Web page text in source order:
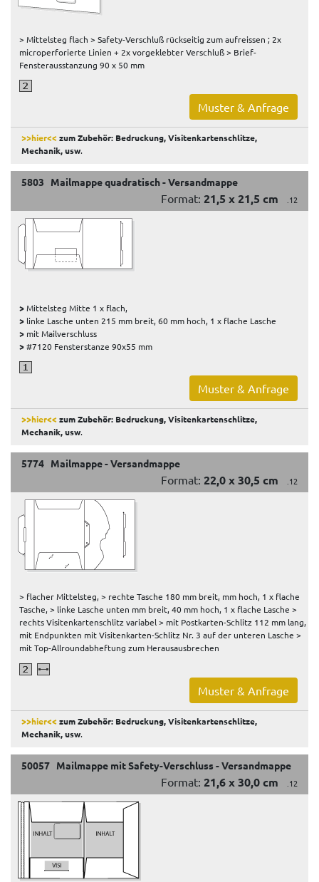
> Mittelsteg flach > Safety-Verschluß rückseitig zum aufreissen ; 2x
microperforierte Linien + 2x vorgeklebter Verschluß > Brief-
Fensterausstanzung 90 x 50 mm
Muster & Anfrage
>>hier<<zum Zubehör: Bedruckung, Visitenkartenschlitze,
Mechanik, usw.
5803 Mailmappe quadratisch - Versandmappe
Format: 21,5 x 21,5 cm .12
>Mittelsteg Mitte 1 x flach,
> linke Lasche unten 215 mm breit, 60 mm hoch, 1 x flache Lasche
> mit Mailverschluss
>#7120 Fensterstanze 90x55 mm
Muster & Anfrage
>>hier<<zum Zubehör: Bedruckung, Visitenkartenschlitze,
Mechanik, usw.
5774 Mailmappe - Versandmappe
Format: 22,0 x 30,5 cm .12
> flacher Mittelsteg, > rechte Tasche 180 mm breit, mm hoch, 1 x flache
Tasche, > linke Lasche unten mm breit, 40 mm hoch, 1 x flache Lasche >
rechts Visitenkartenschlitz variabel > mit Postkarten-Schlitz 112 mm lang,
mit Endpunkten mit Visitenkarten-Schlitz Nr. 3 auf der unteren Lasche >
mit Top-Allroundabheftung zum Herausausbrechen
Muster & Anfrage
>>hier<<zum Zubehör: Bedruckung, Visitenkartenschlitze,
Mechanik, usw.
50057 Mailmappe mit Safety-Verschluss - Versandmappe
Format: 21,6 x 30,0 cm .12